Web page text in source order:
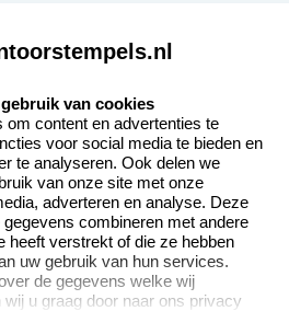
Klantenservice:
Contact opnemen
Veel gestelde vragen
Retourneren
Herroepingsrecht
van cookies
om content en advertenties te
voor social media te bieden en
te analyseren. Ook delen we
van onze site met onze
adverteren en analyse. Deze
combineren met andere
heeft verstrekt of die ze hebben
uw gebruik van hun services.
de gegevens welke wij
u graag door naar ons privacy